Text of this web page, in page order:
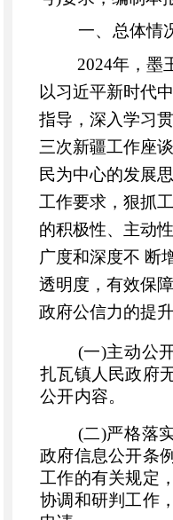
一、总体情
2024年，墨
以习近平新时代
指导 ，深入学习
三次新疆工作座
民为中心的发展
工作要求，狠抓
的积极性、主动
广度和深度不 断
透明度，有效保
政府公信力的提升
(一)主动公开
扎瓦镇人民政府
公开内容。
(二)严格落实
政府信息公开条例
工作的有关规定
协调和研判工作，